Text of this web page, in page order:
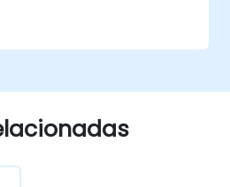
de licencia
empresariales.